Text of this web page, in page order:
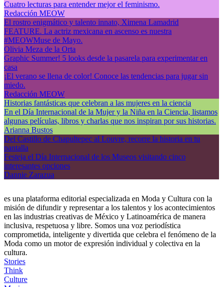
Cuatro lecturas para entender mejor el feminismo.
Redacción MEOW
El rostro enigmático y talento innato, Ximena Lamadrid
FEATURE. La actriz mexicana en ascenso es nuestra
#MEOWMuse de Mayo.
Olivia Meza de la Orta
Graphic Summer! 5 looks desde la pasarela para experimentar en
casa
¡El verano se llena de color! Conoce las tendencias para jugar sin
miedo.
Redacción MEOW
Historias fantásticas que celebran a las mujeres en la ciencia
En el Día Internacional de la Mujer y la Niña en la Ciencia, listamos
algunas películas, libros y charlas que nos inspiran por sus historias.
Arianna Bustos
Del Castillo de Chapultepec al Louvre, recorre la historia en tu
pantalla
Festeja el Día Internacional de los Museos visitando cinco
interesantes opciones
Dannie Zarazua
es una plataforma editorial especializada en Moda y Cultura con la
misión de difundir y representar a los talentos y los acontecimientos
en las industrias creativas de México y Latinoamérica de manera
inclusiva, respetuosa y libre. Somos una voz periodística
comprometida, inteligente y divertida que celebra el fenómeno de la
Moda como un motor de expresión individual y colectiva en la
cultura.
Stories
Think
Culture